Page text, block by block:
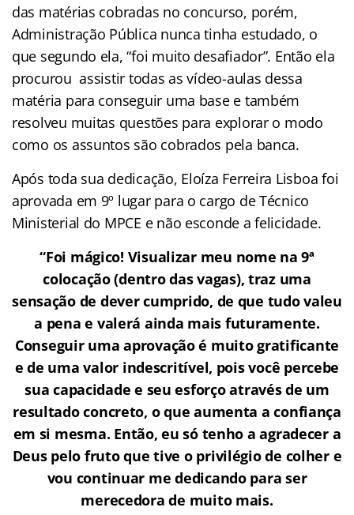
das matérias cobradas no concurso, porém,
Administração Pública nunca tinha estudado, o
que segundo ela, “foi muito desafiador”. Então ela
procurou assistir todas as vídeo-aulas dessa
matéria para conseguir uma base e também
resolveu muitas questões para explorar o modo
como os assuntos são cobrados pela banca.
Após toda sua dedicação, Eloíza Ferreira Lisboa foi
aprovada em 9º lugar para o cargo de Técnico
Ministerial do MPCE e não esconde a felicidade.
“Foi mágico! Visualizar meu nome na 9ª
colocação (dentro das vagas), traz uma
sensação de dever cumprido, de que tudo valeu
a pena e valerá ainda mais futuramente.
Conseguir uma aprovação é muito gratificante
e de uma valor indescritível, pois você percebe
sua capacidade e seu esforço através de um
resultado concreto, o que aumenta a confiança
em si mesma. Então, eu só tenho a agradecer a
Deus pelo fruto que tive o privilégio de colher e
vou continuar me dedicando para ser
merecedora de muito mais.